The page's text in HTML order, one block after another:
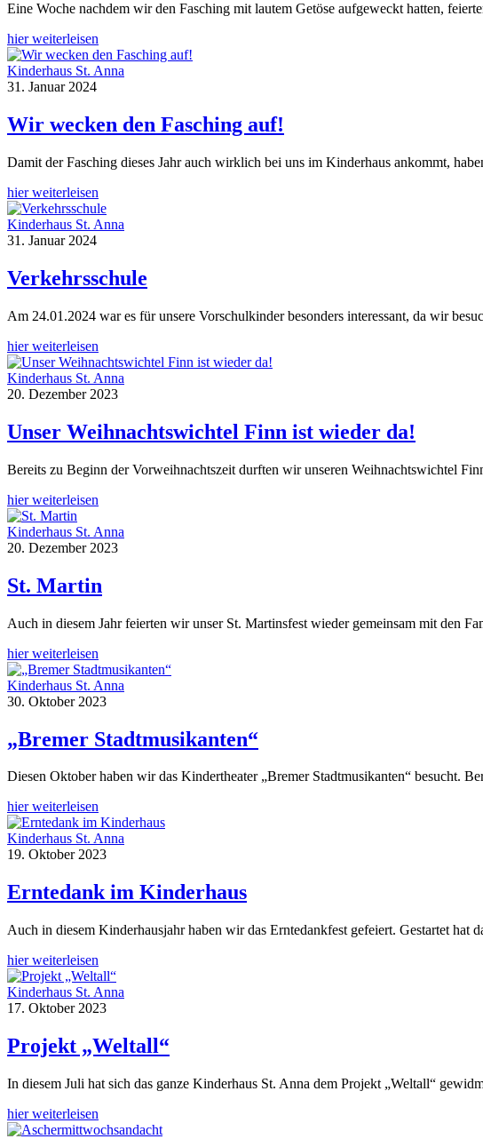
Eine Woche nachdem wir den Fasching mit lautem Getöse aufgeweckt hatten,
hier weiterleisen
Kinderhaus St. Anna
31. Januar 2024
Wir wecken den Fasching auf!
Damit der Fasching dieses Jahr auch wirklich bei uns im Kinderhaus ankommt,
hier weiterleisen
Kinderhaus St. Anna
31. Januar 2024
Verkehrsschule
Am 24.01.2024 war es für unsere Vorschulkinder besonders interessant, da wir
hier weiterleisen
Kinderhaus St. Anna
20. Dezember 2023
Unser Weihnachtswichtel Finn ist wieder da!
Bereits zu Beginn der Vorweihnachtszeit durften wir unseren Weihnachtswichtel
hier weiterleisen
Kinderhaus St. Anna
20. Dezember 2023
St. Martin
Auch in diesem Jahr feierten wir unser St. Martinsfest wieder gemeinsam mit den
hier weiterleisen
Kinderhaus St. Anna
30. Oktober 2023
„Bremer Stadtmusikanten“
Diesen Oktober haben wir das Kindertheater „Bremer Stadtmusikanten“ besucht.
hier weiterleisen
Kinderhaus St. Anna
19. Oktober 2023
Erntedank im Kinderhaus
Auch in diesem Kinderhausjahr haben wir das Erntedankfest gefeiert. Gestartet hat
hier weiterleisen
Kinderhaus St. Anna
17. Oktober 2023
Projekt „Weltall“
In diesem Juli hat sich das ganze Kinderhaus St. Anna dem Projekt „Weltall“
hier weiterleisen